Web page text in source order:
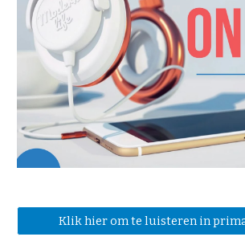
Klik hier om te luisteren in